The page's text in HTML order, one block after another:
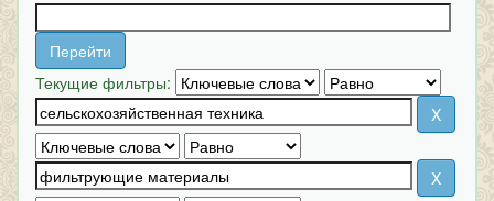
Текущие фильтры: